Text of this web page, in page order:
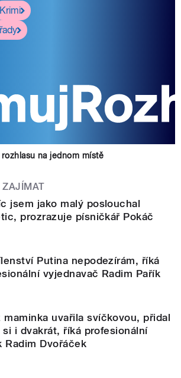
Krimi
na jednom místě
ZAJÍMAT
jsem jako malý poslouchal
prozrazuje písničkář Pokáč
Putina nepodezírám, říká
vyjednavač Radim Pařík
maminka uvařila svíčkovou, přidal
si i dvakrát, říká profesionální
Radim Dvořáček